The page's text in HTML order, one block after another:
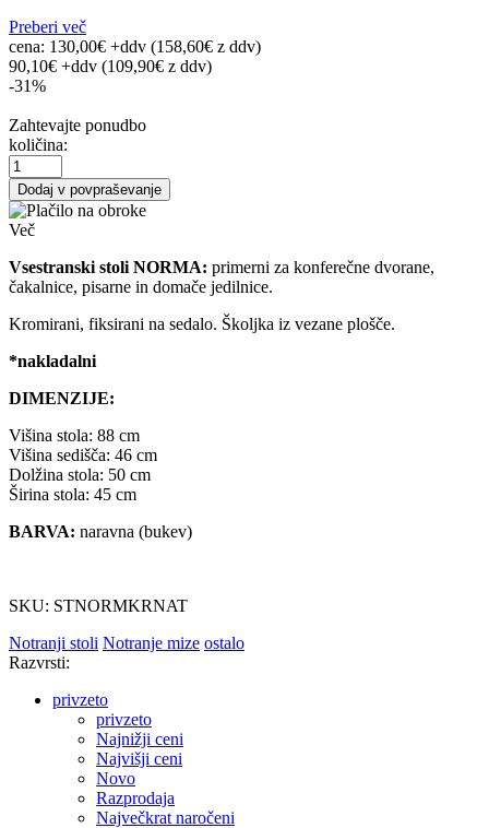
Preberi več
cena: 130,00€ +ddv (158,60€ z ddv)
90,10€ +ddv (109,90€ z ddv)
-31%
Zahtevajte ponudbo
količina:
Dodaj v povpraševanje
Več
Vsestranski stoli NORMA: primerni za konferečne dvorane,
čakalnice, pisarne in domače jedilnice.
Kromirani, fiksirani na sedalo. Školjka iz vezane plošče.
*nakladalni
DIMENZIJE:
Višina stola: 88 cm
Višina sedišča: 46 cm
Dolžina stola: 50 cm
Širina stola: 45 cm
BARVA: naravna (bukev)
SKU: STNORMKRNAT
Notranji stoli Notranje mize ostalo
Razvrsti:
privzeto
privzeto
Najnižji ceni
Najvišji ceni
Novo
Razprodaja
Največkrat naročeni